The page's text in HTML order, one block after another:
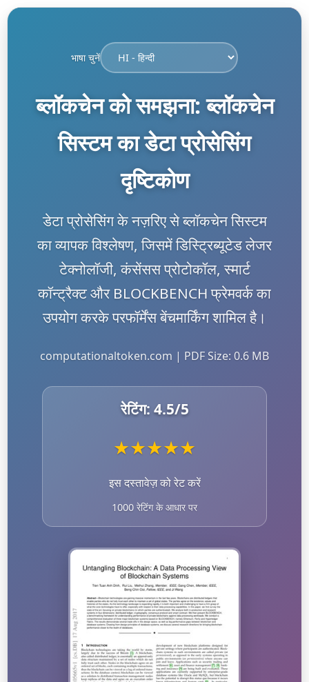
भाषा चुनें
ब्लॉकचेन को समझना: ब्लॉकचेन
सिस्टम का डेटा प्रोसेसिंग
दृष्टिकोण
डेटा प्रोसेसिंग के नज़रिए से ब्लॉकचेन सिस्टम
का व्यापक विश्लेषण, जिसमें डिस्ट्रिब्यूटेड लेजर
टेक्नोलॉजी, कंसेंसस प्रोटोकॉल, स्मार्ट
कॉन्ट्रैक्ट और BLOCKBENCH फ्रेमवर्क का
उपयोग करके परफॉर्मेंस बेंचमार्किंग शामिल है।
computationaltoken.com | PDF Size: 0.6 MB
रेटिंग: 4.5/5
★★★★★
इस दस्तावेज़ को रेट करें
1000 रेटिंग के आधार पर